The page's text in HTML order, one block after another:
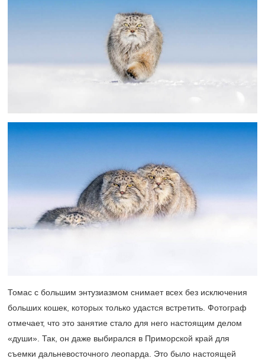
Томас с большим энтузиазмом снимает всех без исключения
больших кошек, которых только удастся встретить. Фотограф
отмечает, что это занятие стало для него настоящим делом
«души». Так, он даже выбирался в Приморской край для
съемки дальневосточного леопарда. Это было настоящей